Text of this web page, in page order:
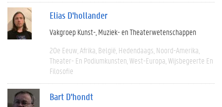
Elias D'hollander
Vakgroep Kunst-, Muziek- en Theaterwetenschappen
20e Eeuw Afrika België Hedendaags Noord-Amerika
Theater- En Podiumkunsten West-Europa Wijsbegeerte En
Filosofie
Bart D'hondt